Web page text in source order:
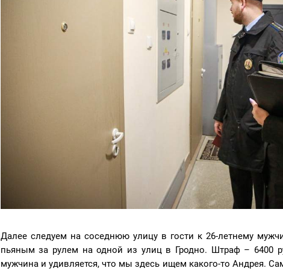
Далее следуем на соседнюю улицу в гости к 26-летнему
пьяным за рулем на одной из улиц в Гродно. Штраф – 6400
мужчина и удивляется, что мы здесь ищем какого-то Андрея.